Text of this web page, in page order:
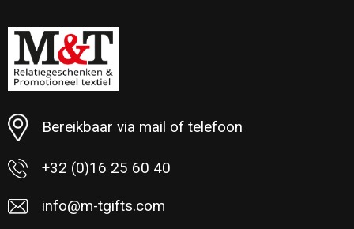
Minimale afname: 6
Bereikbaar via mail of telefoon
+32 (0)16 25 60 40
info@m-tgifts.com